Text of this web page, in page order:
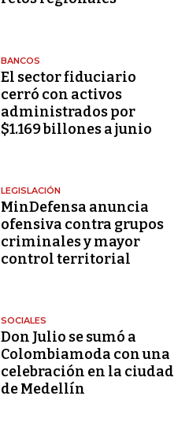
BANCOS
El sector fiduciario
cerró con activos
administrados por
$1.169 billones a junio
LEGISLACIÓN
MinDefensa anuncia
ofensiva contra grupos
criminales y mayor
control territorial
SOCIALES
Don Julio se sumó a
Colombiamoda con una
celebración en la ciudad
de Medellín